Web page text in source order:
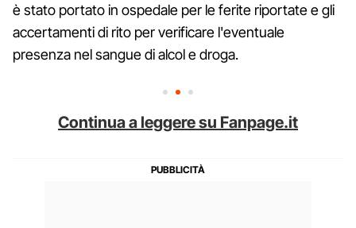
è stato portato in ospedale per le ferite riportate e gli
accertamenti di rito per verificare l'eventuale
presenza nel sangue di alcol e droga.
Continua a leggere su Fanpage.it